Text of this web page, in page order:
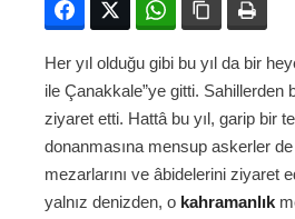
FacebookTwitter WhatsAppBağlanıyı
Her yıl olduğu gibi bu yıl da bir
ile Çanakkale”ye gitti. Sahillerden
ziyaret etti. Hattâ bu yıl, garip bir
donanmasına mensup askerler
mezarlarını ve âbidelerini ziyaret
yalnız denizden, o kahramanlık